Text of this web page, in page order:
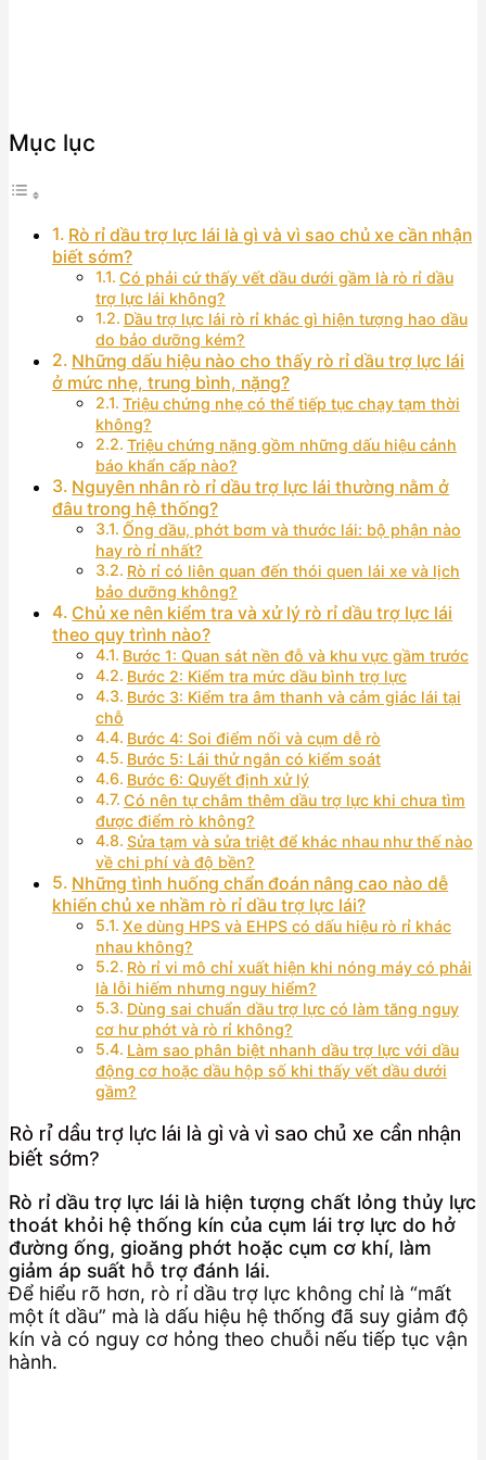
Mục lục
Rò rỉ dầu trợ lực lái là gì và vì sao chủ xe cần nhận
biết sớm?
Có phải cứ thấy vết dầu dưới gầm là rò rỉ dầu
trợ lực lái không?
Dầu trợ lực lái rò rỉ khác gì hiện tượng hao dầu
do bảo dưỡng kém?
Những dấu hiệu nào cho thấy rò rỉ dầu trợ lực lái
ở mức nhẹ, trung bình, nặng?
Triệu chứng nhẹ có thể tiếp tục chạy tạm thời
không?
Triệu chứng nặng gồm những dấu hiệu cảnh
báo khẩn cấp nào?
Nguyên nhân rò rỉ dầu trợ lực lái thường nằm ở
đâu trong hệ thống?
Ống dầu, phớt bơm và thước lái: bộ phận nào
hay rò rỉ nhất?
Rò rỉ có liên quan đến thói quen lái xe và lịch
bảo dưỡng không?
Chủ xe nên kiểm tra và xử lý rò rỉ dầu trợ lực lái
theo quy trình nào?
Bước 1: Quan sát nền đỗ và khu vực gầm trước
Bước 2: Kiểm tra mức dầu bình trợ lực
Bước 3: Kiểm tra âm thanh và cảm giác lái tại
chỗ
Bước 4: Soi điểm nối và cụm dễ rò
Bước 5: Lái thử ngắn có kiểm soát
Bước 6: Quyết định xử lý
Có nên tự châm thêm dầu trợ lực khi chưa tìm
được điểm rò không?
Sửa tạm và sửa triệt để khác nhau như thế nào
về chi phí và độ bền?
Những tình huống chẩn đoán nâng cao nào dễ
khiến chủ xe nhầm rò rỉ dầu trợ lực lái?
Xe dùng HPS và EHPS có dấu hiệu rò rỉ khác
nhau không?
Rò rỉ vi mô chỉ xuất hiện khi nóng máy có phải
là lỗi hiếm nhưng nguy hiểm?
Dùng sai chuẩn dầu trợ lực có làm tăng nguy
cơ hư phớt và rò rỉ không?
Làm sao phân biệt nhanh dầu trợ lực với dầu
động cơ hoặc dầu hộp số khi thấy vết dầu dưới
gầm?
Rò rỉ dầu trợ lực lái là gì và vì sao chủ xe cần nhận
biết sớm?
Rò rỉ dầu trợ lực lái là hiện tượng chất lỏng thủy lực
thoát khỏi hệ thống kín của cụm lái trợ lực do hở
đường ống, gioăng phớt hoặc cụm cơ khí, làm
giảm áp suất hỗ trợ đánh lái.
Để hiểu rõ hơn, rò rỉ dầu trợ lực không chỉ là “mất
một ít dầu” mà là dấu hiệu hệ thống đã suy giảm độ
kín và có nguy cơ hỏng theo chuỗi nếu tiếp tục vận
hành.